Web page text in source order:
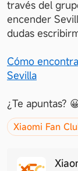
través del
encender
dudas
Cómo
Sevilla
¿Te apuntas?
Xiaomi Fan